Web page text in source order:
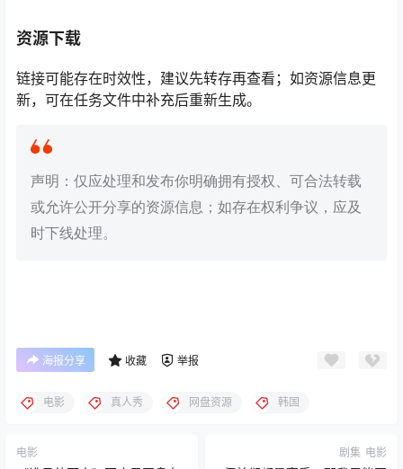
资源下载
链接可能存在时效性，建议先转存再查看；如资源信息更
新，可在任务文件中补充后重新生成。
声明：仅应处理和发布你明确拥有授权、可合法转载
或允许公开分享的资源信息；如存在权利争议，应及
时下线处理。
海报分享 收藏 举报
电影 真人秀 网盘资源 韩国
电影 剧集 电影